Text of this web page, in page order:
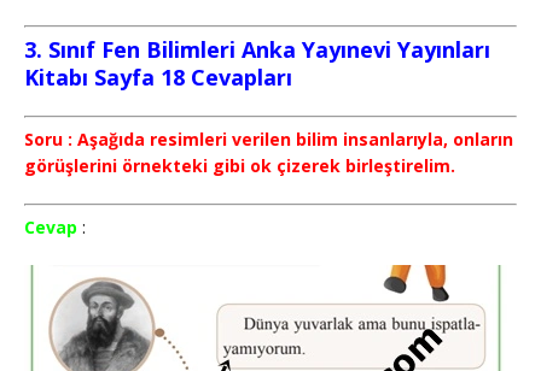
3. Sınıf Fen Bilimleri Anka Yayınevi Yayınları
Kitabı Sayfa 18 Cevapları
Soru : Aşağıda resimleri verilen bilim insanlarıyla, onların
görüşlerini örnekteki gibi ok çizerek birleştirelim.
Cevap :